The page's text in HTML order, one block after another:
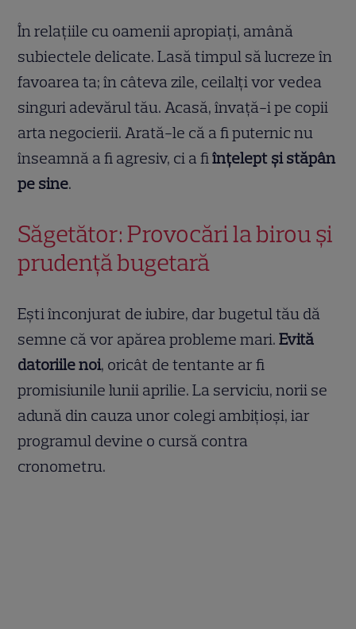
În relațiile cu oamenii apropiați, amână
subiectele delicate. Lasă timpul să lucreze în
favoarea ta; în câteva zile, ceilalți vor vedea
singuri adevărul tău. Acasă, învață-i pe copii
arta negocierii. Arată-le că a fi puternic nu
înseamnă a fi agresiv, ci a fiînțelept și stăpân
pe sine.
Săgetător: Provocări la birou și
prudență bugetară
Ești înconjurat de iubire, dar bugetul tău dă
semne că vor apărea probleme mari.Evită
datoriile noi, oricât de tentante ar fi
promisiunile lunii aprilie. La serviciu, norii se
adună din cauza unor colegi ambițioși, iar
programul devine o cursă contra
cronometru.